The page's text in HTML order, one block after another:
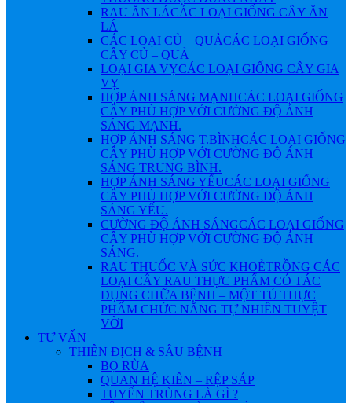
RAU ĂN LÁCÁC LOẠI GIỐNG CÂY ĂN
LÁ
CÁC LOẠI CỦ – QUẢCÁC LOẠI GIỐNG
CÂY CỦ – QUẢ
LOẠI GIA VỴCÁC LOẠI GIỐNG CÂY GIA
VỴ
HỢP ÁNH SÁNG MẠNHCÁC LOẠI GIỐNG
CÂY PHÙ HỢP VỚI CƯỜNG ĐỘ ÁNH
SÁNG MẠNH.
HỢP ÁNH SÁNG T.BÌNHCÁC LOẠI GIỐNG
CÂY PHÙ HỢP VỚI CƯỜNG ĐỘ ÁNH
SÁNG TRUNG BÌNH.
HỢP ÁNH SÁNG YẾUCÁC LOẠI GIỐNG
CÂY PHÙ HỢP VỚI CƯỜNG ĐỘ ÁNH
SÁNG YẾU.
CƯỜNG ĐỘ ÁNH SÁNGCÁC LOẠI GIỐNG
CÂY PHÙ HỢP VỚI CƯỜNG ĐỘ ÁNH
SÁNG.
RAU THUỐC VÀ SỨC KHOẺTRỒNG CÁC
LOẠI CÂY RAU THỰC PHẨM CÓ TÁC
DỤNG CHỮA BỆNH – MỘT TỦ THỰC
PHẨM CHỨC NĂNG TỰ NHIÊN TUYỆT
VỜI
TƯ VẤN
THIÊN ĐỊCH & SÂU BỆNH
BỌ RÙA
QUAN HỆ KIẾN – RỆP SÁP
TUYẾN TRÙNG LÀ GÌ ?